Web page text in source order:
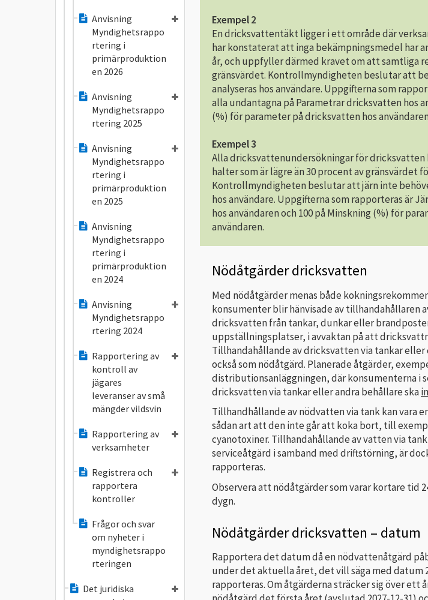
Anvisning
Myndighetsrappo
rtering i
primärproduktion
en 2026
Anvisning
Myndighetsrappo
rtering 2025
Anvisning
Myndighetsrappo
rtering i
primärproduktion
en 2025
Anvisning
Myndighetsrappo
rtering i
primärproduktion
en 2024
Anvisning
Myndighetsrappo
rtering 2024
Rapportering av
kontroll av
jägares
leveranser av små
mängder vildsvin
Rapportering av
verksamheter
Registrera och
rapportera
kontroller
Frågor och svar
om nyheter i
myndighetsrappo
rteringen
Det juridiska
Exempel 2
En dricksvattentäkt ligger i ett område där
har konstaterat att inga bekämpningsmedel har
år, och uppfyller därmed kravet om att samtliga
gränsvärdet. Kontrollmyndigheten beslutar att
analyseras hos användare. Uppgifterna som
alla undantagna på Parametrar dricksvatten hos
(%) för parameter på dricksvatten hos
Exempel 3
Alla dricksvattenundersökningar för dricksvatten
halter som är lägre än 30 procent av gränsvärdet
Kontrollmyndigheten beslutar att järn inte
hos användare. Uppgifterna som rapporteras är
hos användaren och 100 på Minskning (%) för
användaren.
Nödåtgärder dricksvatten
Med nödåtgärder menas både
konsumenter blir hänvisade av tillhandahållaren
dricksvatten från tankar, dunkar eller
uppställningsplatser, i avvaktan på att
Tillhandahållande av dricksvatten via tankar
också som nödåtgärd. Planerade åtgärder,
distributionsanläggningen, där konsumenterna i
dricksvatten via tankar eller andra behållare ska
Tillhandhållande av nödvatten via tank kan vara
sådan art att den inte går att koka bort, till
cyanotoxiner. Tillhandahållande av vatten via
serviceåtgärd i samband med driftstörning, är
rapporteras.
Observera att nödåtgärder som varar kortare tid
dygn.
Nödåtgärder dricksvatten – datum
Rapportera det datum då en nödvattenåtgärd
under det aktuella året, det vill säga med datum
rapporteras. Om åtgärderna sträcker sig över ett